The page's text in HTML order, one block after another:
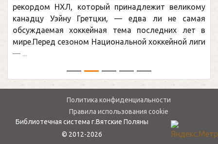
рекордом НХЛ, который принадлежит великому
канадцу Уэйну Гретцки, — едва ли не самая
обсуждаемая хоккейная тема последних лет в
мире.Перед сезоном Национальной хоккейной лиги
— ...
Политика конфиденциальности
Правила использования cookie
Библиотечная система г.Вятские Поляны
© 2012-2026